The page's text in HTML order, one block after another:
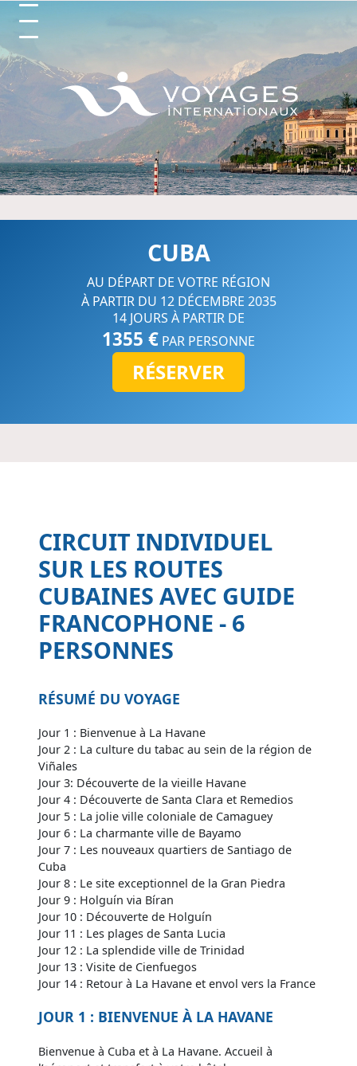
Circuits et Séjours en France,
CUBA
AU DÉPART DE VOTRE RÉGION
À PARTIR DU 12 DÉCEMBRE 2035
14 JOURS À PARTIR DE
1355 € PAR PERSONNE
RÉSERVER
CIRCUIT INDIVIDUEL
SUR LES ROUTES
CUBAINES AVEC GUIDE
FRANCOPHONE - 6
PERSONNES
RÉSUMÉ DU VOYAGE
Jour 1 : Bienvenue à La Havane
Jour 2 : La culture du tabac au sein de la région de
Viñales
Jour 3: Découverte de la vieille Havane
Jour 4 : Découverte de Santa Clara et Remedios
Jour 5 : La jolie ville coloniale de Camaguey
Jour 6 : La charmante ville de Bayamo
Jour 7 : Les nouveaux quartiers de Santiago de
Cuba
Jour 8 : Le site exceptionnel de la Gran Piedra
Jour 9 : Holguín via Bíran
Jour 10 : Découverte de Holguín
Jour 11 : Les plages de Santa Lucia
Jour 12 : La splendide ville de Trinidad
Jour 13 : Visite de Cienfuegos
Jour 14 : Retour à La Havane et envol vers la France
JOUR 1 : BIENVENUE À LA HAVANE
Bienvenue à Cuba et à La Havane. Accueil à